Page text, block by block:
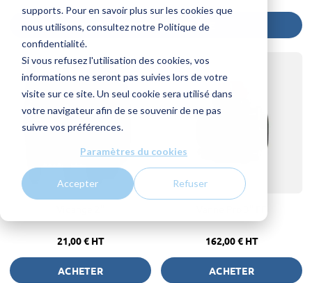
supports. Pour en savoir plus sur les cookies que
nous utilisons, consultez notre Politique de
confidentialité.
Si vous refusez l'utilisation des cookies, vos
informations ne seront pas suivies lors de votre
visite sur ce site. Un seul cookie sera utilisé dans
votre navigateur afin de se souvenir de ne pas
suivre vos préférences.
Paramètres du cookies
Accepter Refuser
FILTRER MA RECHERCHE
21,00 € HT
ACHETER
162,00 € HT
ACHETER